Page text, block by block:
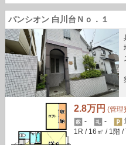
パンシオン 白川台Ｎｏ．１
2.8万円 (管理
-
-
1R / 16㎡ / 1階 /